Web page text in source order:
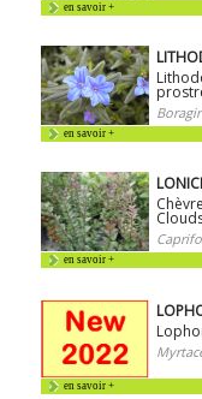
en savoir +
en savoir +
en savoir +
en savoir +